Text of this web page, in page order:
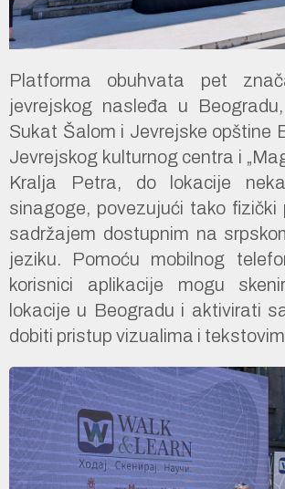
Platforma obuhvata pet
jevrejskog nasleđa u
Sukat Šalom i Jevrejske opštine
Jevrejskog kulturnog centra i
Kralja Petra, do lokacije
sinagoge, povezujući tako fizički
sadržajem dostupnim na
jeziku. Pomoću mobilnog
korisnici aplikacije mogu
lokacije u Beogradu i aktivirati
dobiti pristup vizualima i